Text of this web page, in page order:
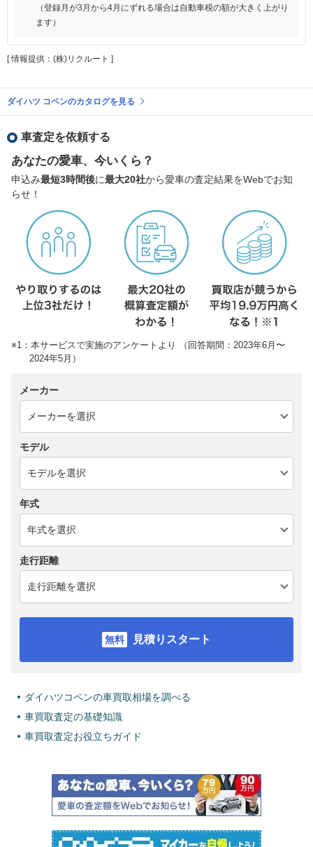
（登録月が3月から4月にずれる場合は自動車税の額が大きく上がり
ます）
[ 情報提供：(株)リクルート ]
ダイハツ コペンのカタログを見る
車査定を依頼する
あなたの愛車、今いくら？
申込み最短3時間後に最大20社から愛車の査定結果をWebでお知
らせ！
※1：本サービスで実施のアンケートより （回答期間：2023年6月〜
2024年5月）
メーカー
モデル
年式
走行距離
見積りスタート
ダイハツコペンの車買取相場を調べる
車買取査定の基礎知識
車買取査定お役立ちガイド